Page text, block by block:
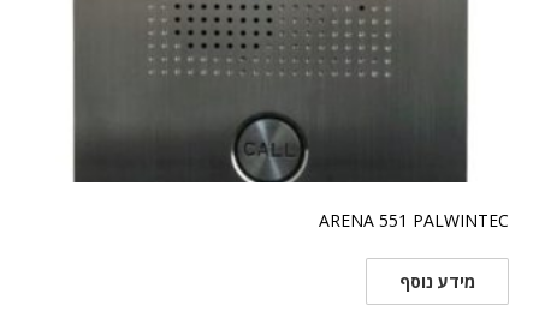
ARENA 551 PALWINTEC
מידע נוסף